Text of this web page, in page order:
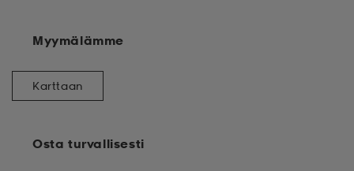
Osta turvallisesti
Myymälämme
Karttaan